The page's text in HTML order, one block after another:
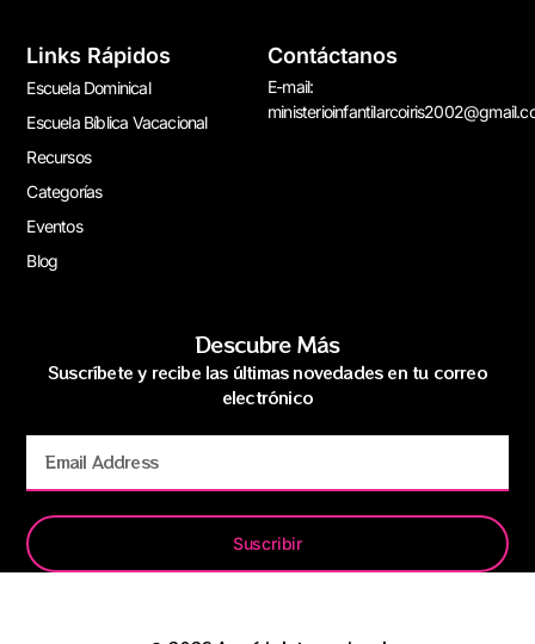
Links Rápidos
Escuela Dominical
Escuela Bíblica Vacacional
Recursos
Categorías
Eventos
Blog
Contáctanos
E-mail:
Descubre Más
Suscríbete y recibe las últimas novedades en tu correo
electrónico
Suscribir